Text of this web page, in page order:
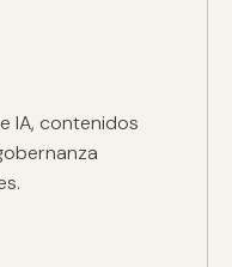
IA, contenidos